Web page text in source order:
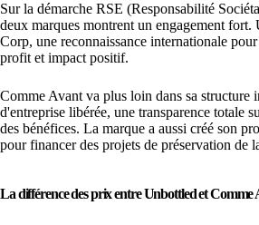
Sur la démarche RSE (Responsabilité
deux marques montrent un engagement
Corp, une reconnaissance internationale
profit et impact positif.
Comme Avant va plus loin dans sa structure
d'entreprise libérée, une transparence totale
des bénéfices. La marque a aussi créé son
pour financer des projets de préservation de
La différence des prix entre Unbottled et Comme